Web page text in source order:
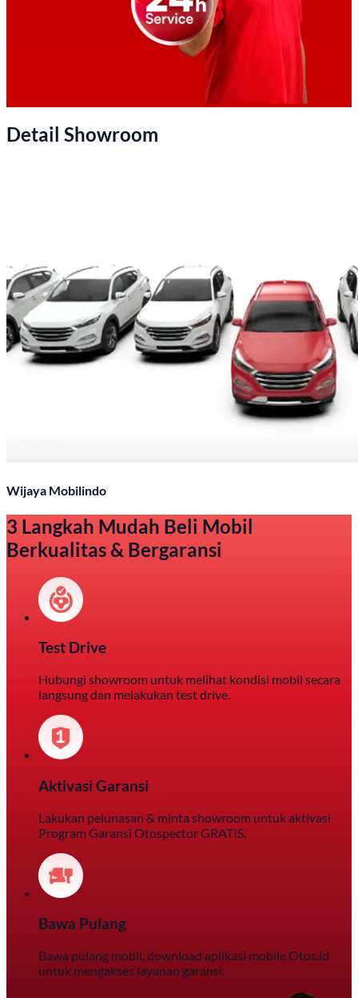
Detail Showroom
Wijaya Mobilindo
3 Langkah Mudah Beli Mobil
Berkualitas & Bergaransi
Test Drive
Hubungi showroom untuk melihat kondisi mobil secara
langsung dan melakukan test drive.
Aktivasi Garansi
Lakukan pelunasan & minta showroom untuk aktivasi
Program Garansi Otospector GRATIS.
Bawa Pulang
Bawa pulang mobil, download aplikasi mobile Otos.id
untuk mengakses layanan garansi.